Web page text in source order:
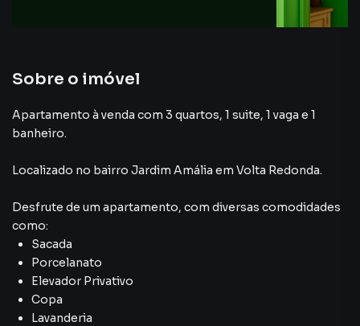
Sobre o imóvel
Apartamento à venda com 3 quartos, 1 suite, 1 vaga e 1
banheiro.
Localizado no bairro Jardim Amália em Volta Redonda.
Desfrute de um apartamento, com diversas comodidades
como:
Sacada
Porcelanato
Elevador Privativo
Copa
Lavanderia